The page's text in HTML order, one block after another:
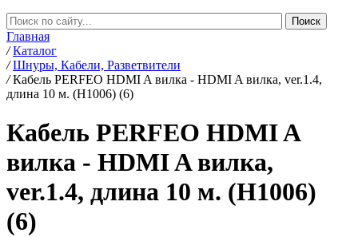
Главная
/ Каталог
/ Шнуры, Кабели, Разветвители
/ Кабель PERFEO HDMI A вилка - HDMI A вилка, ver.1.4,
длина 10 м. (H1006) (6)
Кабель PERFEO HDMI A
вилка - HDMI A вилка,
ver.1.4, длина 10 м. (H1006)
(6)